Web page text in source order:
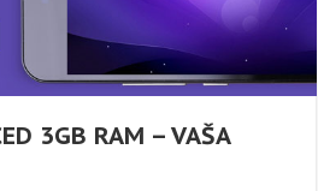
3GB RAM – VAŠA